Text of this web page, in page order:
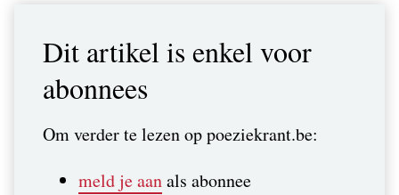
Dit artikel is enkel voor
abonnees
Om verder te lezen op poeziekrant.be:
meld je aanals abonnee